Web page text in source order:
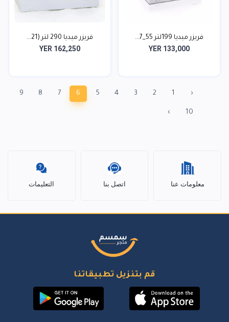
فريزر ميديا 199لتر 55_7...
YER 133,000
فريزر ميديا 290 لتر (21...
YER 162,250
‹
1
2
3
4
5
6
7
8
9
10
›
معلومات عنا اتصل بنا التعليمات
قم بتنزيل تطبيقاتنا